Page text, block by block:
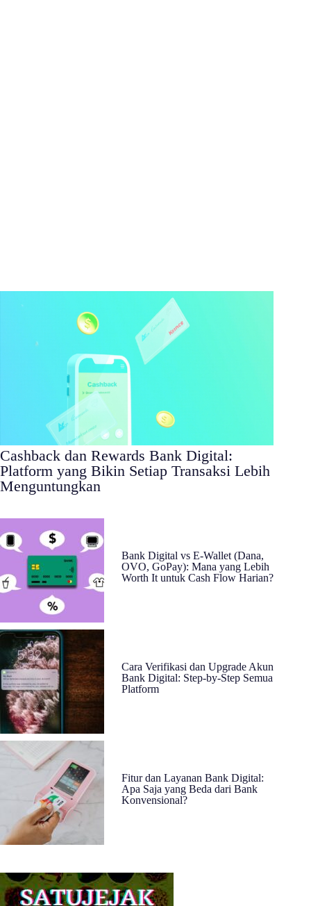
Cashback dan Rewards Bank Digital:
Platform yang Bikin Setiap Transaksi Lebih
Menguntungkan
Bank Digital vs E-Wallet (Dana,
OVO, GoPay): Mana yang Lebih
Worth It untuk Cash Flow Harian?
Cara Verifikasi dan Upgrade Akun
Bank Digital: Step-by-Step Semua
Platform
Fitur dan Layanan Bank Digital:
Apa Saja yang Beda dari Bank
Konvensional?